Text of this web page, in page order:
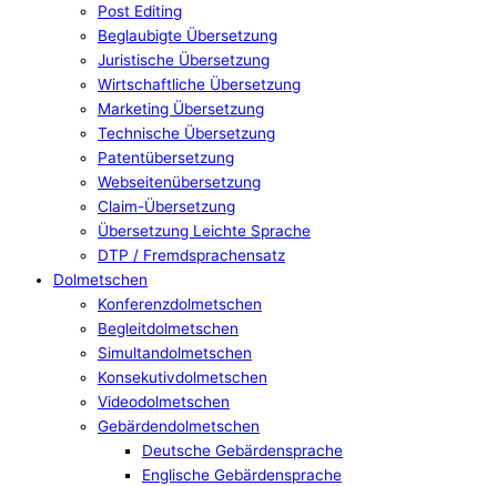
Post Editing
Beglaubigte Übersetzung
Juristische Übersetzung
Wirtschaftliche Übersetzung
Marketing Übersetzung
Technische Übersetzung
Patentübersetzung
Webseitenübersetzung
Claim-Übersetzung
Übersetzung Leichte Sprache
DTP / Fremdsprachensatz
Dolmetschen
Konferenzdolmetschen
Begleitdolmetschen
Simultandolmetschen
Konsekutivdolmetschen
Videodolmetschen
Gebärdendolmetschen
Deutsche Gebärdensprache
Englische Gebärdensprache